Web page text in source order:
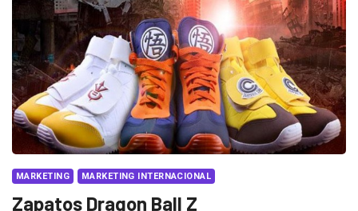
MARKETING MARKETING INTERNACIONAL
Zapatos Dragon Ball Z